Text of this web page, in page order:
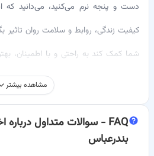
دست و پنجه نرم می‌کنید، می‌دانید که
کیفیت زندگی، روابط و سلامت روان تاثیر
شما کمک کند به راحتی و با اطمینان،
زمینه را در بندرعباس پیدا کرده و
نوبت‌گیری حضوری اقدام کنید. ما با
فرآیند یافتن و ارتباط با پزشک را برای شما
مسیر بهبود قدم بردارید.
مشاهده بیشتر
FAQ -
سوالات متداول درباره
بندرعباس